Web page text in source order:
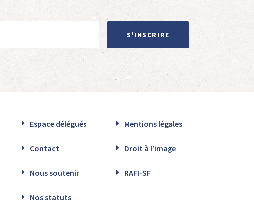
S'INSCRIRE
Espace délégués Mentions légales
Contact Droit à l’image
Nous soutenir RAFI-SF
Nos statuts